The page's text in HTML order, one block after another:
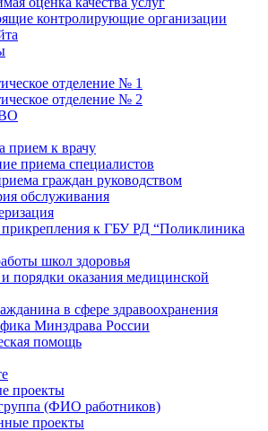
контролирующие организации
отделение № 1
отделение № 2
прием к врачу
приема специалистов
граждан руководством
обслуживания
к ГБУ РД “Поликлиника
школ здоровья
порядки оказания медицинской
в сфере здравоохранения
Минздрава России
помощь
проекты
(ФИО работников)
проекты